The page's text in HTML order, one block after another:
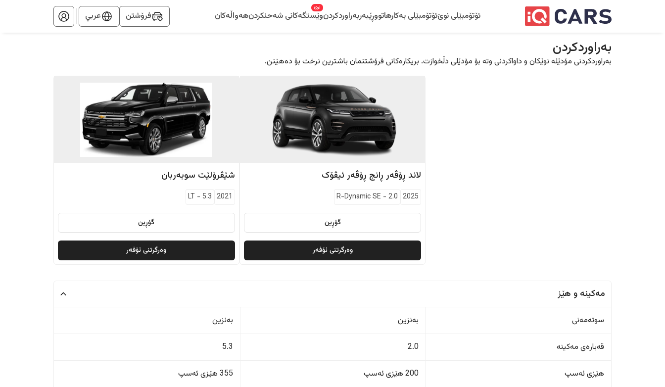
ئۆتۆمبێلی نوێئۆتۆمبێلی بەکارهاتووڕێبەربەراوردکردنوێستگەکانی شەحنکردن
نوێ
هەواڵەکان فرۆشتن عربي
بەراوردکردن
بەراوردکردنی مۆدێلە نوێکان و داواکردنی وتە بۆ مۆدێلی دڵخوازت. بریکارەکانی فرۆشتنمان باشترین نرخت بۆ دەهێنن.
لاند ڕۆڤەر ڕانج ڕۆڤەر ئیڤۆک
2025
R-Dynamic SE - 2.0
گۆڕین
وەرگرتنی ئۆفەر
شێڤرۆلێت سوبەربان
2021
LT- 5.3
گۆڕین
وەرگرتنی ئۆفەر
مەکینە و هێز
سوتەمەنی بەنزین بەنزین
قەبارەی مەکینە 2.0
5.3
هێزی ئەسپ 200 هێزی ئەسپ 355 هێزی ئەسپ